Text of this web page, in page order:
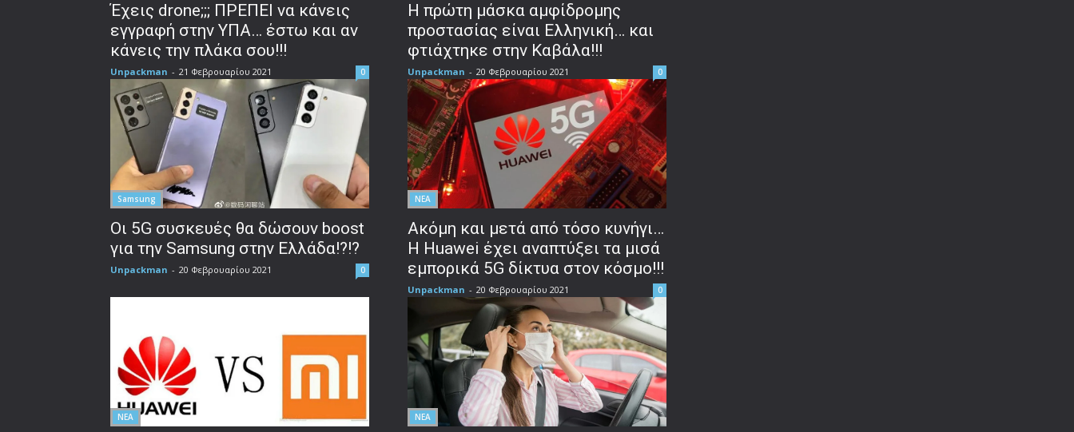
Έχεις drone;;; ΠΡΕΠΕΙ να κάνεις
εγγραφή στην ΥΠΑ… έστω και αν
κάνεις την πλάκα σου!!!
Unpackman - 21 Φεβρουαρίου 2021 0
Η πρώτη μάσκα αμφίδρομης
προστασίας είναι Ελληνική… και
φτιάχτηκε στην Καβάλα!!!
Unpackman - 20 Φεβρουαρίου 2021 0
Samsung
Οι 5G συσκευές θα δώσουν boost
για την Samsung στην Ελλάδα!?!?
Unpackman - 20 Φεβρουαρίου 2021 0
ΝΕΑ
Ακόμη και μετά από τόσο κυνήγι…
H Huawei έχει αναπτύξει τα μισά
εμπορικά 5G δίκτυα στον κόσμο!!!
Unpackman - 20 Φεβρουαρίου 2021 0
ΝΕΑ ΝΕΑ